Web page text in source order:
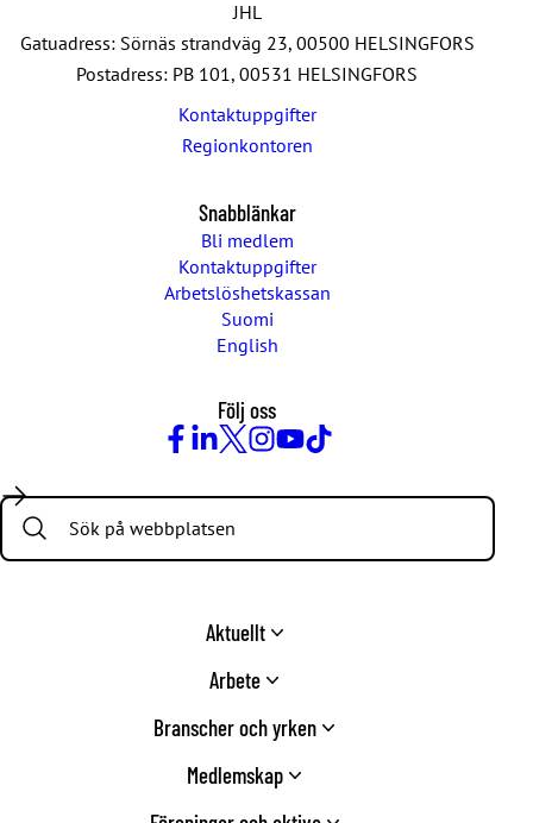
JHL
Gatuadress: Sörnäs strandväg 23, 00500 HELSINGFORS
Postadress: PB 101, 00531 HELSINGFORS
Kontaktuppgifter
Regionkontoren
Snabblänkar
Bli medlem
Kontaktuppgifter
Arbetslöshetskassan
Suomi
English
Följ oss
Search:
Aktuellt
Arbete
Branscher och yrken
Medlemskap